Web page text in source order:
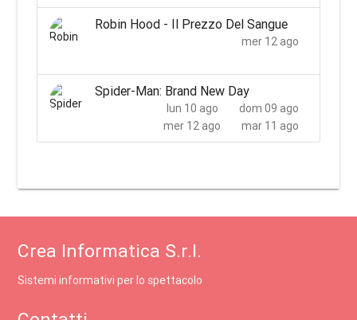
Robin Hood - Il Prezzo Del Sangue
mer 12 ago
Spider-Man: Brand New Day
dom 09 ago
lun 10 ago
mar 11 ago
mer 12 ago
Crea Informatica S.r.l.
Sistemi informativi per lo spettacolo